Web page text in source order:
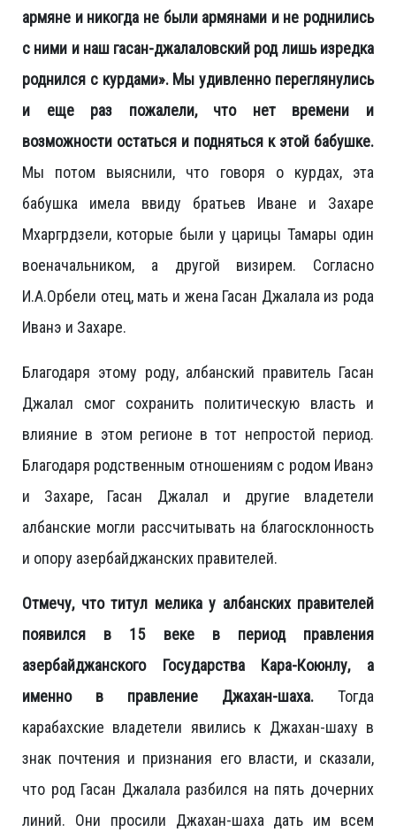
армяне и никогда не были армянами и не роднились
с ними и наш гасан-джалаловский род лишь изредка
роднился с курдами». Мы удивленно переглянулись
и еще раз пожалели, что нет времени и
возможности остаться и подняться к этой бабушке.
Мы потом выяснили, что говоря о курдах, эта
бабушка имела ввиду братьев Иване и Захаре
Мхаргрдзели, которые были у царицы Тамары один
военачальником, а другой визирем. Согласно
И.А.Орбели отец, мать и жена Гасан Джалала из рода
Иванэ и Захаре.
Благодаря этому роду, албанский правитель Гасан
Джалал смог сохранить политическую власть и
влияние в этом регионе в тот непростой период.
Благодаря родственным отношениям с родом Иванэ
и Захаре, Гасан Джалал и другие владетели
албанские могли рассчитывать на благосклонность
и опору азербайджанских правителей.
Отмечу, что титул мелика у албанских правителей
появился в 15 веке в период правления
азербайджанского Государства Кара-Коюнлу, а
именно в правление Джахан-шаха. Тогда
карабахские владетели явились к Джахан-шаху в
знак почтения и признания его власти, и сказали,
что род Гасан Джалала разбился на пять дочерних
линий. Они просили Джахан-шаха дать им всем